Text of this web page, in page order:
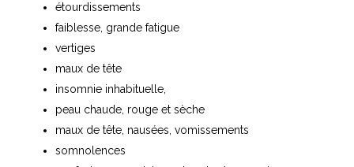
étourdissements
faiblesse, grande fatigue
vertiges
maux de tête
insomnie inhabituelle,
peau chaude, rouge et sèche
maux de tête, nausées, vomissements
somnolences